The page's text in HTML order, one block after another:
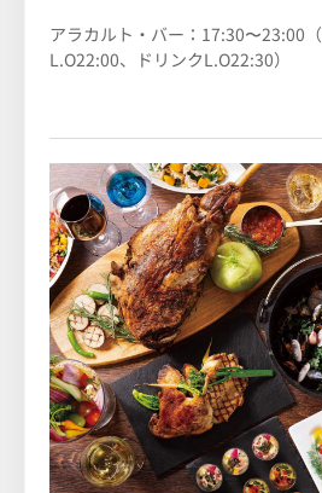
アラカルト・バー：17:30〜23:00
L.O22:00、ドリンクL.O22:30）